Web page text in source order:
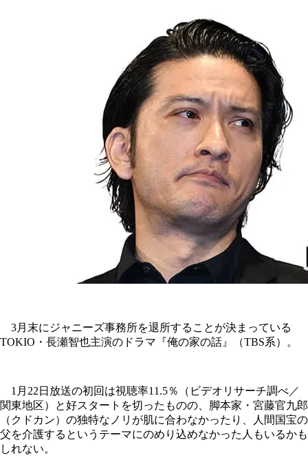
3月末にジャニーズ事務所を退所することが決まっている
TOKIO・長瀬智也主演のドラマ『俺の家の話』（TBS系）。
1月22日放送の初回は視聴率11.5％（ビデオリサーチ調べ／
関東地区）と好スタートを切ったものの、脚本家・宮藤官九郎
（クドカン）の独特なノリが肌に合わなかったり、人間国宝の
父を介護するというテーマにのめり込めなかった人もいるかも
しれない。